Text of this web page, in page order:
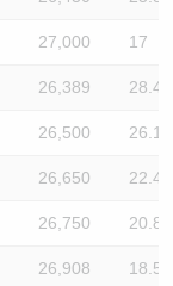
27,000 17
26,389 28.4
26,500 26.1
26,650 22.4
26,750 20.8
26,908 18.5